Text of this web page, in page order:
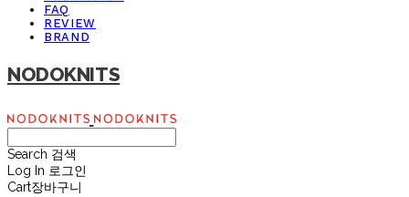
FAQ
REVIEW
BRAND
NODOKNITS
Search 검색
Log In 로그인
Cart장바구니